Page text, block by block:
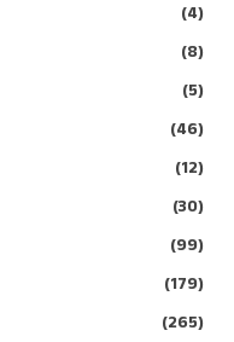
(4)
(8)
(5)
(46)
(12)
(30)
(99)
(179)
(265)